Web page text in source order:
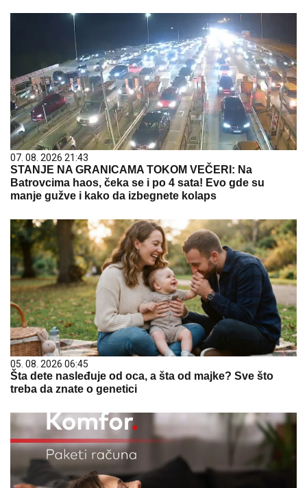
07. 08. 2026 21:43
STANJE NA GRANICAMA TOKOM VEČERI: Na
Batrovcima haos, čeka se i po 4 sata! Evo gde su
manje gužve i kako da izbegnete kolaps
05. 08. 2026 06:45
Šta dete nasleđuje od oca, a šta od majke? Sve što
treba da znate o genetici